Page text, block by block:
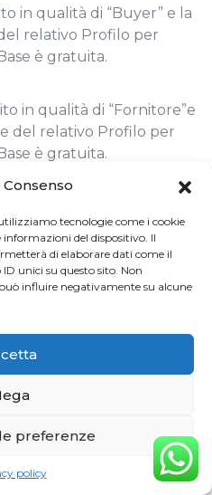
Consenso
tecnologie come i cookie
informazioni del dispositivo. Il
di elaborare dati come il
unici su questo sito. Non
influire negativamente su alcune
preferenze
policy
in qualità di “Buyer” e la
relativo Profilo per
è gratuita.
in qualità di “Fornitore”e
del relativo Profilo per
è gratuita.
sul Sito con Profilo
da parte dello
di una somma di
bonifico bancario o
numero preventivi
(€ 102,45 ciascuno + IVA);
(€ 83,30 ciascuno + IVA).